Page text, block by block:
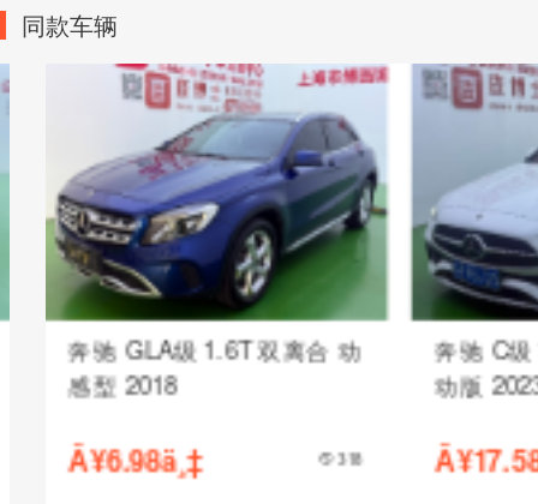
同款车辆
奔驰 GLA级 1.6T 双离合 动
感型 2018
Â¥6.98ä¸‡
奔驰 C级
动版 2023
Â¥17.58ä¸‡